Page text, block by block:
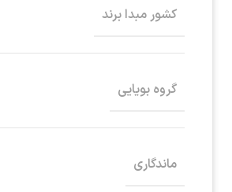
کشور مبدا برند
گروه بویایی
ماندگاری